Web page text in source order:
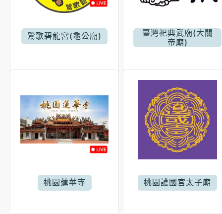
鶯歌碧龍宮(龜公廟)
臺灣祀典武廟(大關
帝廟)
桃園蓮華寺 桃園護國宮太子廟